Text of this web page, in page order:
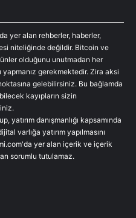
yer alan rehberler, haberler,
niteliğinde değildir. Bitcoin ve
olduğunu unutmadan her
yapmanız gerekmektedir. Zira aksi
gelebilirsiniz. Bu bağlamda
kayıpların sizin
danışmanlığı kapsamında
varlığa yatırım yapılmasını
yer alan içerik ve içerik
sorumlu tutulamaz.